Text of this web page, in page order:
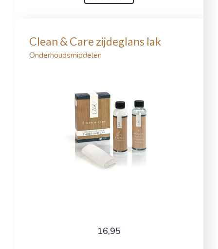
Clean & Care zijdeglans lak
Onderhoudsmiddelen
16,95